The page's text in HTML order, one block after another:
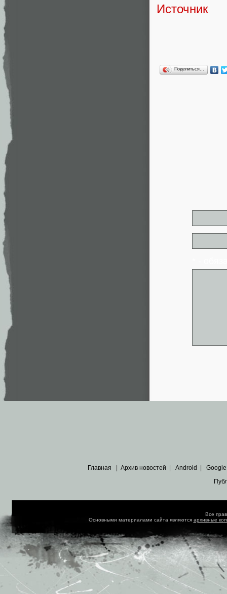
Источник
Поделиться…
Главная Архив новостей Android Google
Все
Основными материалами сайта являются архивные